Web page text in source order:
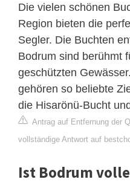
Die vielen schönen
Region bieten die
Segler. Die Buchten
Bodrum sind berühmt
geschützten
gehören so beliebte
die Hisarönü-Bucht
Antrag auf Entfernung der
vollständige Antwort auf
Ist Bodrum